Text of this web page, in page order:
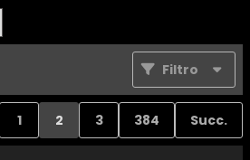
Filtro
1 2 3 384 Succ.